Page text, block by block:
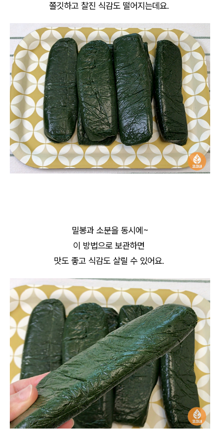
쫄깃하고 찰진 식감도 떨어지는데요.
밀봉과 소분을 동시에~
이 방법으로 보관하면
맛도 좋고 식감도 살릴 수 있어요.